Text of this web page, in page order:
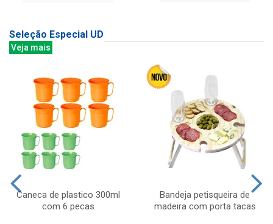
Seleção Especial UD
Veja mais
Caneca de plastico 300ml
com 6 pecas
Bandeja petisqueira de
madeira com porta tacas